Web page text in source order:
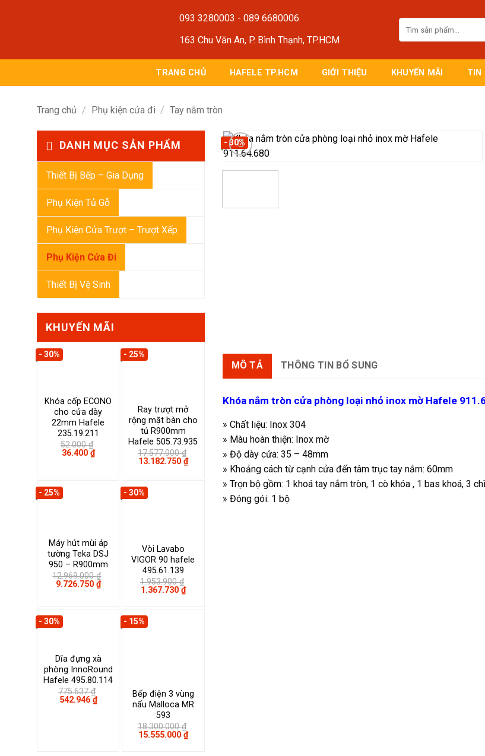
093 3280003 - 089 6680006
163 Chu Văn An, P. Bình Thạnh, TP.HCM
kiếm:
TRANG CHỦ HAFELE TP.HCM GIỚI THIỆU KHUYẾN MÃI TIN
Trang chủ / Phụ kiện cửa đi / Tay nắm tròn
DANH MỤC SẢN PHẨM
Thiết Bị Bếp – Gia Dụng
Phụ Kiện Tủ Gỗ
Phụ Kiện Cửa Trượt – Trượt Xếp
Phụ Kiện Cửa Đi
Thiết Bị Vệ Sinh
KHUYẾN MÃI
- 30%
Khóa cốp ECONO
cho cửa dày
22mm Hafele
235.19.211
52.000₫
Giá
36.400 ₫Giá
hiện
36.400 ₫.
- 25%
Ray trượt mở
rộng mặt bàn cho
tủ R900mm
Hafele 505.73.935
17.577.000₫
Giá
17.577.000 ₫.
13.182.750 ₫Giá
hiện
13.182.750 ₫.
- 25%
Máy hút mùi áp
tường Teka DSJ
950 – R900mm
12.969.000₫
Giá
9.726.750 ₫Giá
hiện
9.726.750 ₫.
- 30%
Vòi Lavabo
VIGOR 90 hafele
495.61.139
1.953.900₫
Giá
1.953.900 ₫.
1.367.730 ₫Giá
hiện
- 30%
Dĩa đựng xà
phòng InnoRound
Hafele 495.80.114
775.637₫
Giá
542.946 ₫Giá
hiện
- 15%
Bếp điện 3 vùng
nấu Malloca MR
593
18.300.000₫
Giá
15.555.000 ₫Giá
hiện
- 30%
MÔ TẢ THÔNG TIN BỔ SUNG
Khóa nắm tròn cửa phòng loại nhỏ inox mờ Hafele
» Chất liệu: Inox 304
» Màu hoàn thiện: Inox mờ
» Độ dày cửa: 35 – 48mm
» Khoảng cách từ cạnh cửa đến tâm trục tay nắm: 60mm
» Trọn bộ gồm: 1 khoá tay nắm tròn, 1 cò khóa , 1 bas khoá, 3
» Đóng gói: 1 bộ